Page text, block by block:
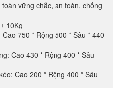
vững chắc, an toàn, chống
10Kg
750 * Rộng 500 * Sâu * 440
Cao 430 * Rộng 400 * Sâu
Cao 200 * Rộng 400 * Sâu